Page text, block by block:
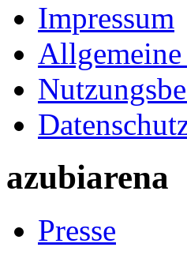
Impressum
Allgemeine
azubiarena
Presse